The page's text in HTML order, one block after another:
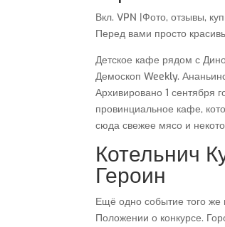
Вкл. VPN |Фото, отзывы,
Перед вами просто
Детское кафе рядом с
Демоскоп Weekly.
Архивировано 1 сентября
провинциальное кафе,
сюда свежее мясо и
Котельнич
Героин
Ещё одно событие того же
Положении о конкурсе.